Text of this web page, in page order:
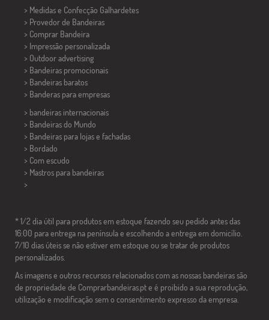
> Medidas e Confecção Galhardetes
> Provedor de Bandeiras
> Comprar Bandeira
> Impressão personalizada
> Outdoor advertising
> Bandeiras promocionais
> Bandeiras baratos
> Banderas para empresas
> bandeiras internacionais
> Bandeiras do Mundo
> Bandeiras para lojas e fachadas
> Bordado
> Com escudo
> Mastros para bandeiras
>
* 1/2 dia útil para produtos em estoque fazendo seu pedido antes das
16:00 para entrega na península e escolhendo a entrega em domicílio.
7/10 dias úteis se não estiver em estoque ou se tratar de produtos
personalizados.
As imagens e outros recursos relacionados com as nossas bandeiras são
de propriedade de Comprarbandeiras.pt e é proibido a sua reprodução,
utilização e modificação sem o consentimento expresso da empresa.